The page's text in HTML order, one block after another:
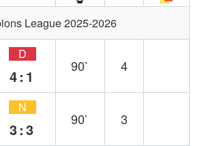
League 2025-2026
D
4:1
90` 4
N
3:3
90` 3